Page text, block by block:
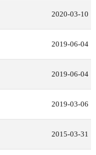
2020-03-10
2019-06-04
2019-06-04
2019-03-06
2015-03-31